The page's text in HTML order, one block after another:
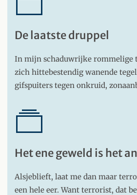
De laatste druppel
In mijn schaduwrijke rommelige
zich hittebestendig wanende
gifspuiters tegen onkruid,
Het ene geweld is het
Alsjeblieft, laat me dan maar
een hele eer. Want terrorist, dat